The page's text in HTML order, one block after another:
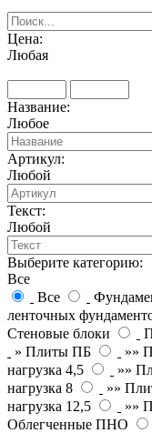
Цена:
Любая
Название:
Любое
Артикул:
Любой
Текст:
Любой
Выберите категорию:
Все
Все
ленточных
Стеновые блоки
» Плиты ПБ
»»
нагрузка 4,5
»»
нагрузка 8
»»
нагрузка 12,5
»»
Облегченные ПНО